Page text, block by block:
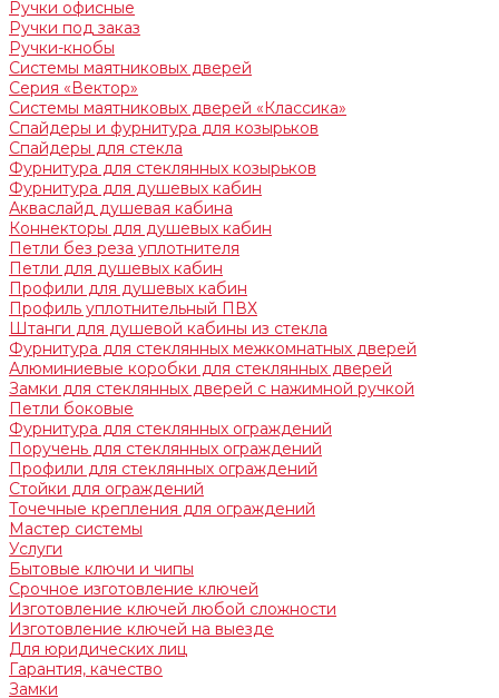
Ручки офисные
Ручки под заказ
Ручки-кнобы
Системы маятниковых дверей
Серия «Вектор»
Системы маятниковых дверей «Классика»
Спайдеры и фурнитура для козырьков
Спайдеры для стекла
Фурнитура для стеклянных козырьков
Фурнитура для душевых кабин
Акваслайд душевая кабина
Коннекторы для душевых кабин
Петли без реза уплотнителя
Петли для душевых кабин
Профили для душевых кабин
Профиль уплотнительный ПВХ
Штанги для душевой кабины из стекла
Фурнитура для стеклянных межкомнатных дверей
Алюминиевые коробки для стеклянных дверей
Замки для стеклянных дверей с нажимной ручкой
Петли боковые
Фурнитура для стеклянных ограждений
Поручень для стеклянных ограждений
Профили для стеклянных ограждений
Стойки для ограждений
Точечные крепления для ограждений
Мастер системы
Услуги
Бытовые ключи и чипы
Срочное изготовление ключей
Изготовление ключей любой сложности
Изготовление ключей на выезде
Для юридических лиц
Гарантия, качество
Замки